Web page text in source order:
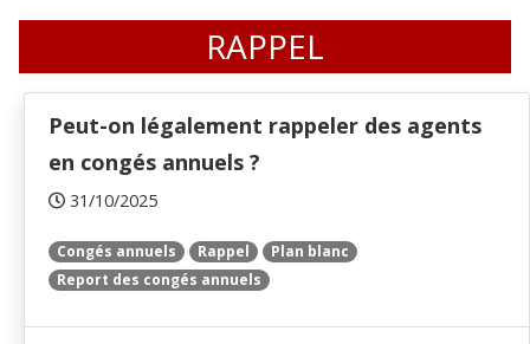
RAPPEL
Peut-on légalement rappeler des agents
en congés annuels ?
31/10/2025
Congés annuels Rappel
Plan blanc
Report des congés annuels